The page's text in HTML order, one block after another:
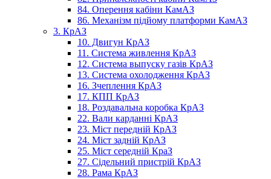
84. Оперення кабіни КамАЗ
86. Механізм підйому платформи КамАЗ
3. КрАЗ
10. Двигун КрАЗ
11. Система живлення КрАЗ
12. Система выпуску газів КрАЗ
13. Система охолодження КрАЗ
16. Зчеплення КрАЗ
17. КПП КрАЗ
18. Роздавальна коробка КрАЗ
22. Вали карданні КрАЗ
23. Міст передній КрАЗ
24. Міст задній КрАЗ
25. Міст середній КраЗ
27. Сідельний пристрій КрАЗ
28. Рама КрАЗ